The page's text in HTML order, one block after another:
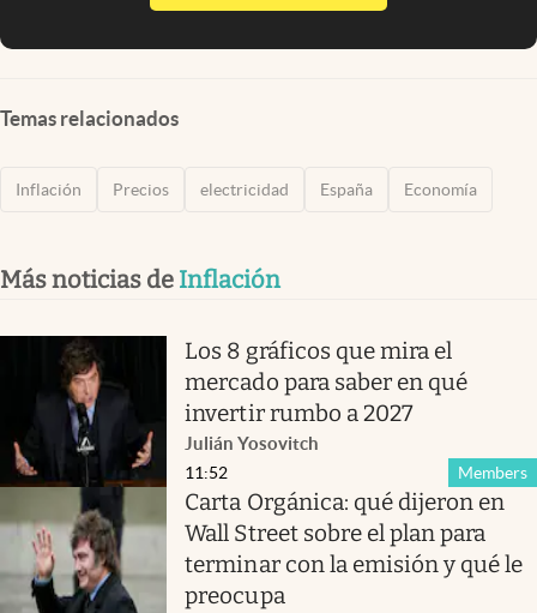
Temas relacionados
Inflación Precios electricidad España Economía
Más noticias de Inflación
Los 8 gráficos que mira el
mercado para saber en qué
invertir rumbo a 2027
Julián Yosovitch
Members
11:52
Carta Orgánica: qué dijeron en
Wall Street sobre el plan para
terminar con la emisión y qué le
preocupa